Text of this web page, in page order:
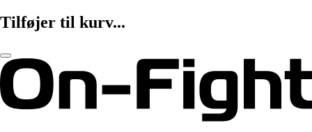
Tilføjer til kurv...